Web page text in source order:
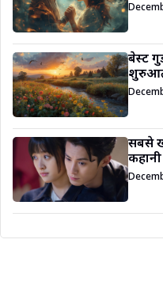
बेस्ट
शुरुआत
सबसे